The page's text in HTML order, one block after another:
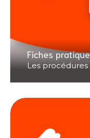
Fiches
Les